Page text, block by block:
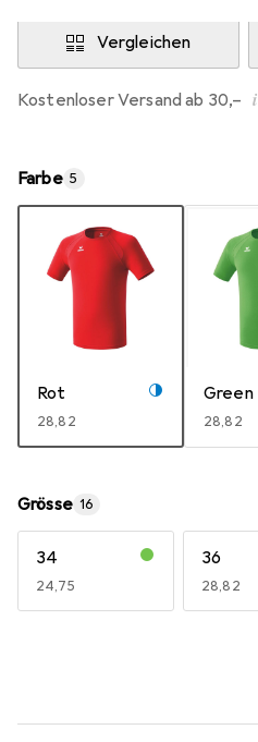
Vergleichen
Kostenloser Versand ab 30,– i
Farbe 5
Rot
EUR
28,82
Green
EUR
28,82
Grösse 16
34
EUR
24,75
36
EUR
28,82